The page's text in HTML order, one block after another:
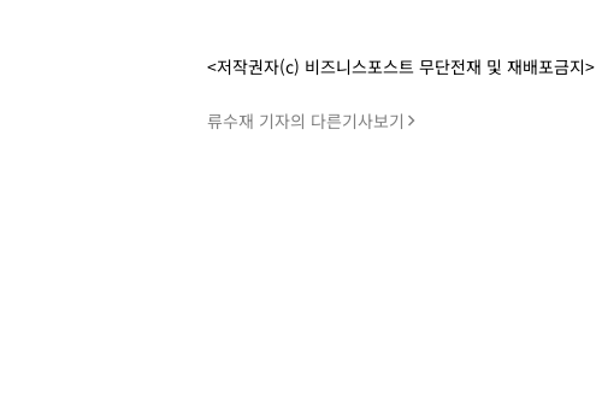
<저작권자(c) 비즈니스포스트 무단전재 및 재배포금지>
류수재 기자의 다른기사보기